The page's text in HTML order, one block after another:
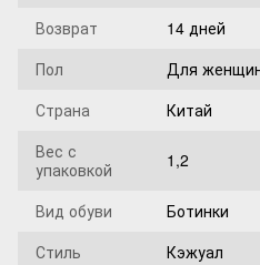
Возврат
14 дней
Пол
Для
Страна
Китай
Вес с
упаковкой
1,2
Вид обуви
Ботинки
Стиль
Кэжуал